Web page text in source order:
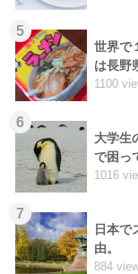
5
世界で
は長野
1100
6
大学生
で困っ
1016
7
日本で
由。
884